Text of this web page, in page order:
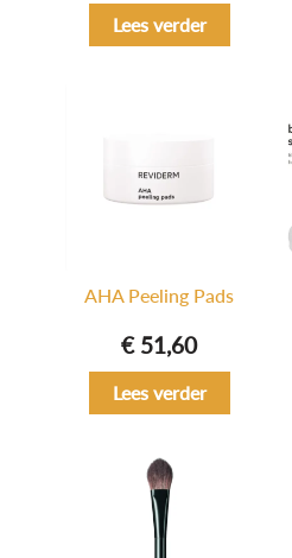
Lees verder
AHA Peeling Pads
€51,60
Lees verder